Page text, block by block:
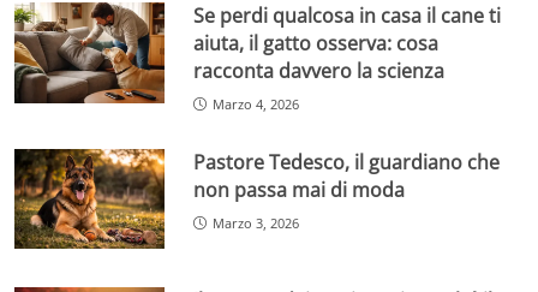
Se perdi qualcosa in casa il cane ti
aiuta, il gatto osserva: cosa
racconta davvero la scienza
Marzo 4, 2026
Pastore Tedesco, il guardiano che
non passa mai di moda
Marzo 3, 2026